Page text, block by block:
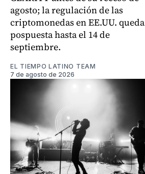
agosto; la regulación de las
criptomonedas en EE.UU. queda
pospuesta hasta el 14 de
septiembre.
EL TIEMPO LATINO TEAM
7 de agosto de 2026